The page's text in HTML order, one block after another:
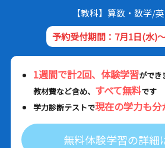
【教科】算数・数学/
予約受付期間：7月1日(水)
1週間で計2回、体験学習ができ
教材費など含め、 すべて無料です
学力診断テストで現在の学力も分
無料体験学習の詳細